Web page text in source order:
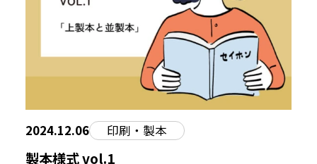
2024.12.06 印刷・製本
製本様式 vol.1